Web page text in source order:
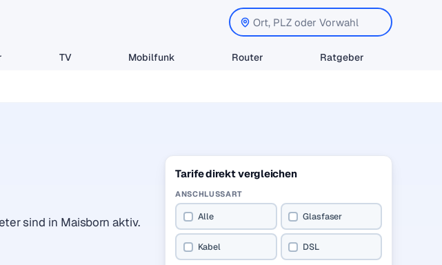
TV Mobilfunk Router Ratgeber
sind in Maisborn aktiv.
Tarife direkt vergleichen
ANSCHLUSSART
Alle Glasfaser
Kabel DSL